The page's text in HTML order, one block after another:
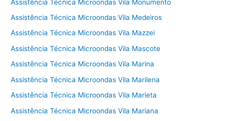
Assistência Técnica Microondas Vila Monumento
Assistência Técnica Microondas Vila Medeiros
Assistência Técnica Microondas Vila Mazzei
Assistência Técnica Microondas Vila Mascote
Assistência Técnica Microondas Vila Marina
Assistência Técnica Microondas Vila Marilena
Assistência Técnica Microondas Vila Marieta
Assistência Técnica Microondas Vila Mariana